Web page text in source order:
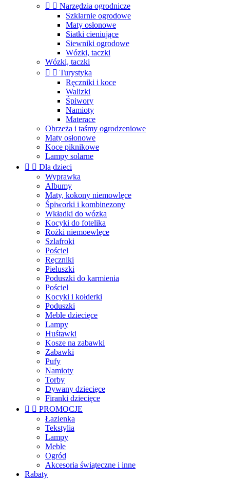
  Narzędzia ogrodnicze
Szklarnie ogrodowe
Maty osłonowe
Siatki cieniujące
Siewniki ogrodowe
Wózki, taczki
Wózki, taczki
  Turystyka
Ręczniki i koce
Walizki
Śpiwory
Namioty
Materace
Obrzeża i taśmy ogrodzeniowe
Maty osłonowe
Koce piknikowe
Lampy solarne
  Dla dzieci
Wyprawka
Albumy
Maty, kokony niemowlęce
Śpiworki i kombinezony
Wkładki do wózka
Kocyki do fotelika
Rożki niemoewlęce
Szlafroki
Pościel
Ręczniki
Pieluszki
Poduszki do karmienia
Pościel
Kocyki i kołderki
Poduszki
Meble dziecięce
Lampy
Huśtawki
Kosze na zabawki
Zabawki
Pufy
Namioty
Torby
Dywany dziecięce
Firanki dziecięce
  PROMOCJE
Łazienka
Tekstylia
Lampy
Meble
Ogród
Akcesoria świąteczne i inne
Rabaty